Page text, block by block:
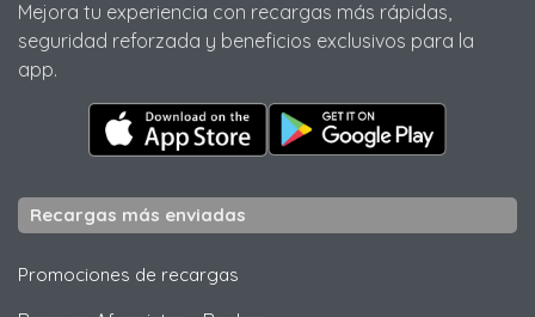
Mejora tu experiencia con recargas más rápidas,
seguridad reforzada y beneficios exclusivos para la
app.
Recargas más enviadas
Promociones de recargas